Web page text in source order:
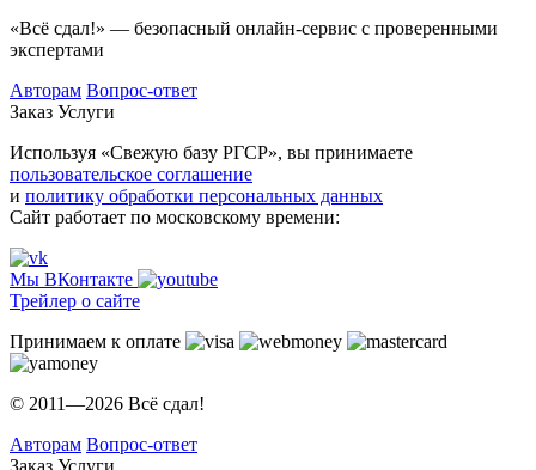
«Всё сдал!» — безопасный онлайн-сервис с проверенными
экспертами
Авторам Вопрос-ответ
Заказ Услуги
Используя «Свежую базу РГСР», вы принимаете
пользовательское соглашение
и политику обработки персональных данных
Сайт работает по московскому времени:
Мы ВКонтакте
Трейлер о сайте
Принимаем к оплате
© 2011—2026 Всё сдал!
Авторам Вопрос-ответ